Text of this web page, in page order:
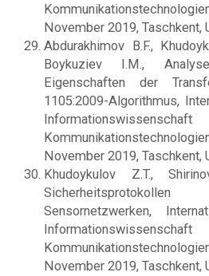
November 2019, Taschkent,
Abdurakhimov B.F.,
Boykuziev I.M.,
Eigenschaften der
1105:2009-Algorithmus,
November 2019, Taschkent,
Khudoykulov Z.T.,
Sensornetzwerken,
November 2019, Taschkent,